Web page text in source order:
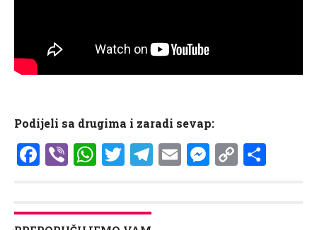
Podijeli sa drugima i zaradi sevap:
Facebook
ViberWhatsApp
Twitter
Telegram
EmailCopy